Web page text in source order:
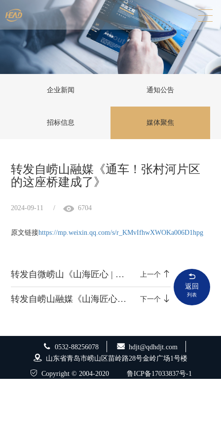
企业新闻 通知公告
招标信息 媒体聚焦
转发自崂山融媒《通车！张村河片区
的这座桥建成了》
2024-09-11 / 6704
原文链接https://mp.weixin.qq.com/s/r_KMvIfhwXWOKa006D1hpg
转发自微崂山《山海匠心 | 青岛海德工程：以创新推动市政工程升级转型》 上一个
转发自崂山融媒《山海匠心丨谢汝朋：做精品的“细节控”工程师》 下一个
返回
列表
0532-88256078
hdjt@qdhdjt.com
山东省青岛市崂山区苗岭路28号金岭广场1号楼
Copyright © 2004-2020 鲁ICP备17033837号-1